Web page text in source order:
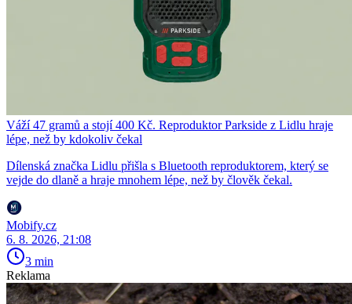
Váží 47 gramů a stojí 400 Kč. Reproduktor Parkside z Lidlu hraje
lépe, než by kdokoliv čekal
Dílenská značka Lidlu přišla s Bluetooth reproduktorem, který se
vejde do dlaně a hraje mnohem lépe, než by člověk čekal.
Mobify.cz
6. 8. 2026, 21:08
3 min
Reklama